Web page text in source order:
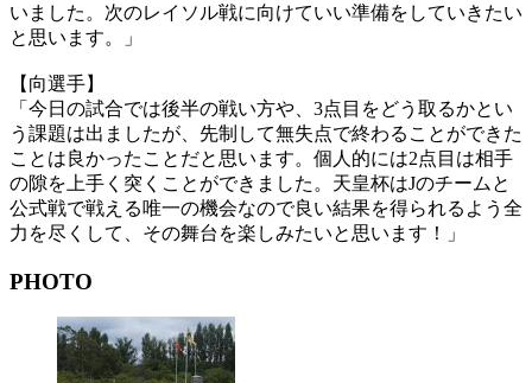
いました。次のレイソル戦に向けていい準備をしていきたい
と思います。」
【向選手】
「今日の試合では後半の戦い方や、3点目をどう取るかとい
う課題は出ましたが、先制して無失点で終わることができた
ことは良かったことだと思います。個人的には2点目は相手
の隙を上手く突くことができました。天皇杯はJのチームと
公式戦で戦える唯一の機会なので良い結果を得られるよう全
力を尽くして、その舞台を楽しみたいと思います！」
PHOTO